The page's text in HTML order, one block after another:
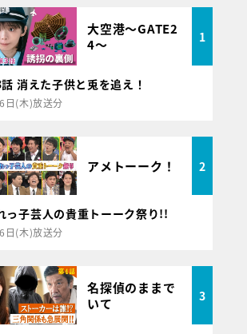
大空港～GATE2
4～
1
消えた子供と兎を追え！
日(木)放送分
アメトーーク！ 2
っ子芸人の貴重トーーク祭り!!
日(木)放送分
名探偵のままで
いて
3